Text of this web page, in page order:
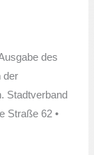
des
der
Stadtverband
Straße 62 •